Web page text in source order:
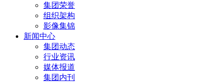
集团荣誉
组织架构
影像集锦
新闻中心
集团动态
行业资讯
媒体报道
集团内刊